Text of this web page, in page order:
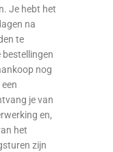
Je hebt het
na
te
bestellingen
nog
je van
en,
het
zijn